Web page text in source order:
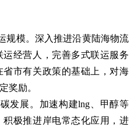
规模。 深入推进沿黄陆海物流
经营人， 完善多式联运服务
市有关政策的基础上，对海
奖励。
发展 。 加速构建lng、甲醇等
积极推进岸电常态化应用，进